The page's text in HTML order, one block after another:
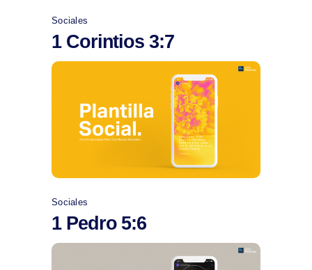
Sociales
1 Corintios 3:7
Comprar
Sociales
1 Pedro 5:6